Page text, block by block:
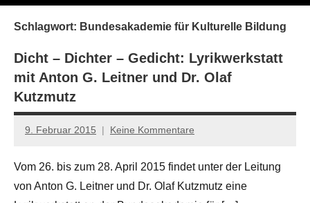
Essay
Kritik
Schlagwort: Bundesakademie für Kulturelle Bildung
Dicht – Dichter – Gedicht: Lyrikwerkstatt
mit Anton G. Leitner und Dr. Olaf
Kutzmutz
9. Februar 2015
Anton
Leitner
Keine Kommentare
Vom 26. bis zum 28. April 2015 findet unter der Leitung
von Anton G. Leitner und Dr. Olaf Kutzmutz eine